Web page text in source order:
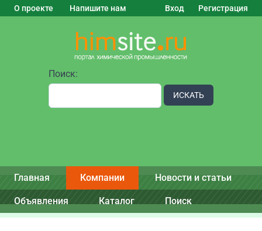
О проекте Напишите нам Вход Регистрация
Поиск:
ИСКАТЬ
Главная Компании Новости и статьи
Объявления Каталог Поиск